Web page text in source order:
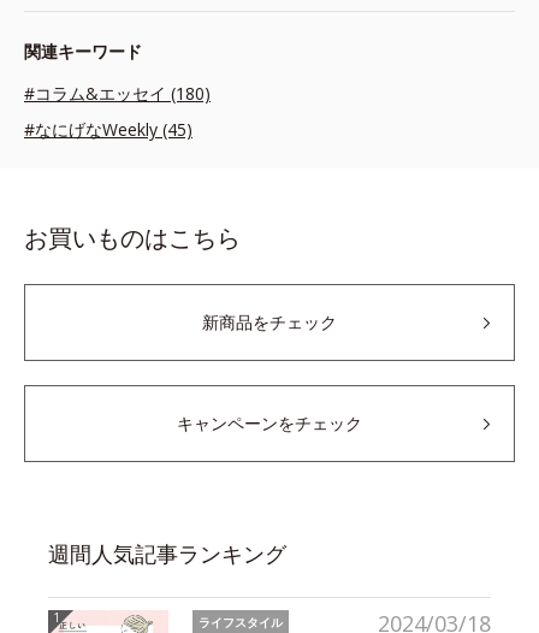
関連キーワード
#コラム&エッセイ (180)
#なにげなWeekly (45)
お買いものはこちら
新商品をチェック
キャンペーンをチェック
週間人気記事ランキング
2024/03/18
ライフスタイル